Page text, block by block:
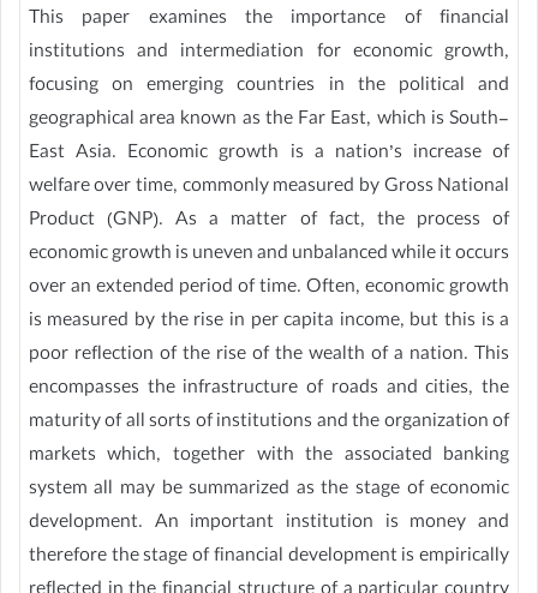
This paper examines the importance of financial
institutions and intermediation for economic growth,
focusing on emerging countries in the political and
geographical area known as the Far East, which is South-
East Asia. Economic growth is a nation’s increase of
welfare over time, commonly measured by Gross National
Product (GNP). As a matter of fact, the process of
economic growth is uneven and unbalanced while it occurs
over an extended period of time. Often, economic growth
is measured by the rise in per capita income, but this is a
poor reflection of the rise of the wealth of a nation. This
encompasses the infrastructure of roads and cities, the
maturity of all sorts of institutions and the organization of
markets which, together with the associated banking
system all may be summarized as the stage of economic
development. An important institution is money and
therefore the stage of financial development is empirically